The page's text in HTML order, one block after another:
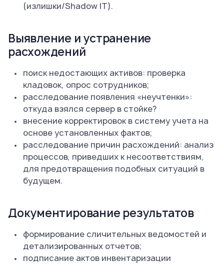
(излишки/Shadow IT).
Выявление и устранение
расхождений
поиск недостающих активов: проверка
кладовок, опрос сотрудников;
расследование появления «неучтенки»:
откуда взялся сервер в стойке?
внесение корректировок в систему учета на
основе установленных фактов;
расследование причин расхождений: анализ
процессов, приведших к несоответствиям,
для предотвращения подобных ситуаций в
будущем.
Документирование результатов
формирование сличительных ведомостей и
детализированных отчетов;
подписание актов инвентаризации